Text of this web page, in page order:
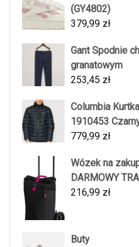
(GY4802)
379,99 zł
Gant Spodnie
granatowym
253,45 zł
Columbia
1910453
779,99 zł
Wózek na
DARMOWY
216,99 zł
Buty